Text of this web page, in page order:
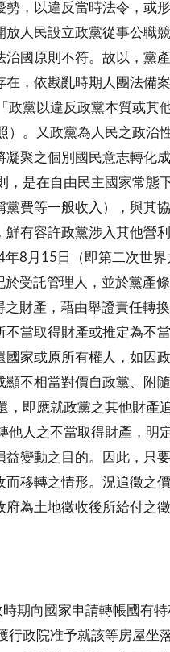
，以違反當時法令，或
人民設立政黨從事公職
國原則不符。故以，黨
，依戡亂時期人團法備
黨以違反政黨本質或其
。又政黨為人民之政治
聚之個別國民意志轉化
是在自由民主國家常態
費等一般收入），與其
有容許政黨涉入其他營
8月15日（即第二次世
受託管理人，並於黨產
財產，藉由舉證責任轉
當取得財產或推定為不
家或原所有權人，如因
不相當對價自政黨、附
即應就政黨之其他財產
人之不當取得財產，明
變動之目的。因此，只
移轉之情形。況追徵之
為土地徵收後所給付之
期向國家申請轉帳國有
政院准予就該等房屋坐